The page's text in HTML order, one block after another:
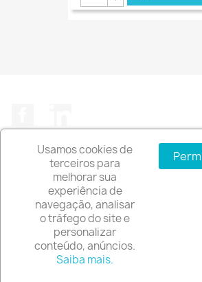
A EMPRESA
INFORMAÇÃO DA LOJA
© 2026 - Software de comércio
Usamos cookies de
terceiros para
melhorar sua
experiência de
navegação, analisar
o tráfego do site e
personalizar
conteúdo, anúncios.
Saiba mais.